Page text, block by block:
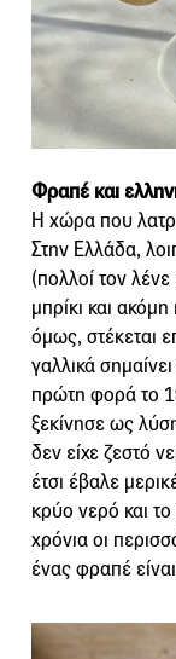
Φραπέ και
Η χώρα που
Στην Ελλάδα,
(πολλοί τον λένε
μπρίκι και
όμως, στέκεται
γαλλικά
πρώτη φορά το
ξεκίνησε ως
δεν είχε ζεστό
έτσι έβαλε
κρύο νερό και
χρόνια οι
ένας φραπέ